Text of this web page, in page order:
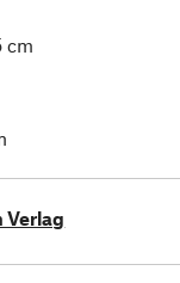
cm
Verlag